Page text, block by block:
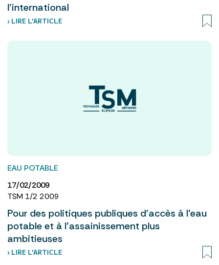
l’international
› LIRE L’ARTICLE
EAU POTABLE
17/02/2009
TSM 1/2 2009
Pour des politiques publiques d’accès à l’eau
potable et à l’assainissement plus
ambitieuses
› LIRE L’ARTICLE